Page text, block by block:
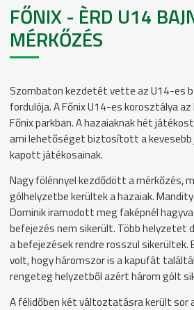
FŐNIX - ÈRD U14
MÉRKŐZÉS
Szombaton kezdetét vette az U14-es
fordulója. A Főnix U14-es korosztálya
Főnix parkban. A hazaiaknak hét
ami lehetőséget biztosított a
kapott játékosainak.
Nagy fölénnyel kezdődött a mérkőzés,
gólhelyzetbe kerültek a hazaiak.
Dominik iramodott meg faképnél
befejezés nem sikerült. Több helyzetet
a befejezések rendre rosszul sikerültek.
volt, hogy háromszor is a kapufát
rengeteg helyzetből azért három gólt
A félidőben két változtatásra került sor